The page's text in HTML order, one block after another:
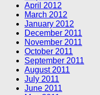
April 2012
March 2012
January 2012
December 2011
November 2011
October 2011
September 2011
August 2011
July 2011
June 2011